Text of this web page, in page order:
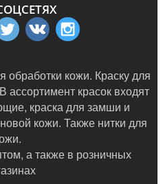
кожи. Краску для
ассортимент красок входят
краска для замши и
кожи. Также нитки для
а также в розничных